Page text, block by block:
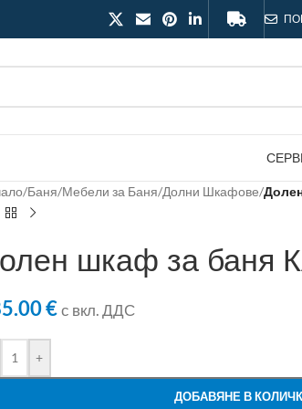
/Баня/Мебели за Баня/Долни Шкафове/
шкаф за
€с вкл. ДДС
+
ДОБАВЯНЕ В